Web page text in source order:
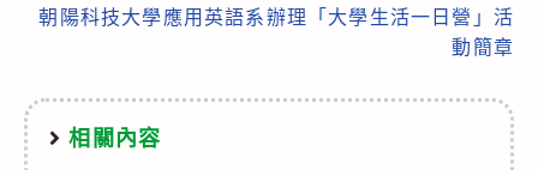
朝陽科技大學應用英語系辦理「大學生活一日營」活
動簡章
相關內容